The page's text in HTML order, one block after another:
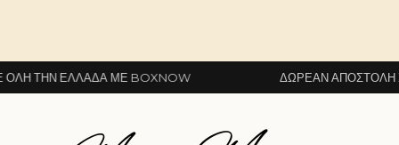
ΤΗΝ ΕΛΛΆΔΑ ΜΕ BOXNOW ΔΩΡΕΆΝ ΑΠΟΣΤΟΛΉ ΣΕ